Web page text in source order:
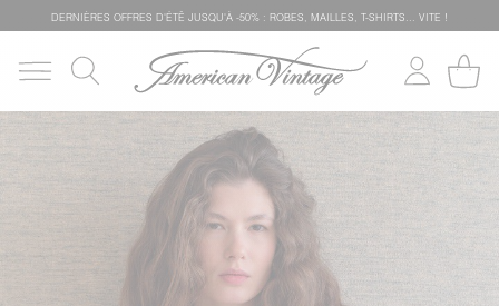
DERNIÈRES OFFRES D'ÉTÊ JUSQU'À -50% : ROBES, MAILLES, T-SHIRTS... VITE !